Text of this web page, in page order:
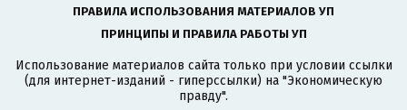
ПРАВИЛА ИСПОЛЬЗОВАНИЯ МАТЕРИАЛОВ УП
ПРИНЦИПЫ И ПРАВИЛА РАБОТЫ УП
Использование материалов сайта только при условии ссылки
(для интернет-изданий - гиперссылки) на "Экономическую
правду".